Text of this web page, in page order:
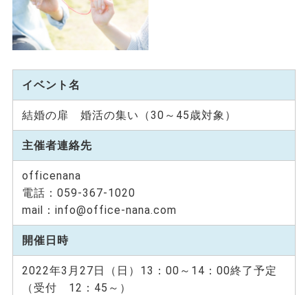
イベント名
結婚の扉 婚活の集い（30～45歳対象）
主催者連絡先
officenana
電話：059-367-1020
mail：info@office-nana.com
開催日時
2022年3月27日（日）13：00～14：00終了予定
（受付 12：45～）